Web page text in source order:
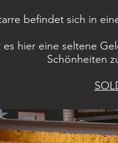
befindet sich in
hier eine seltene
Schönheiten